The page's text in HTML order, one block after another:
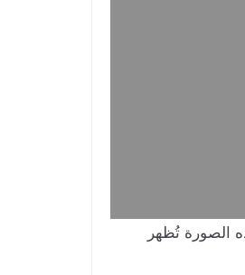
في المباراة، مشهد احتفال اللاعبين بالهدف الوحيد الذي أحرزه بوراس من ركلة جزاء في الدقيقة 36. هذه الصورة تُظهر